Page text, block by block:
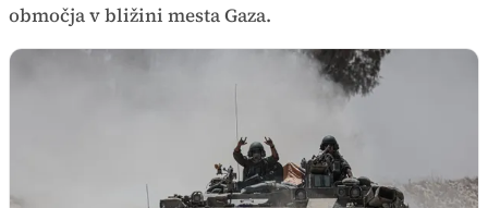
območja v bližini mesta Gaza.